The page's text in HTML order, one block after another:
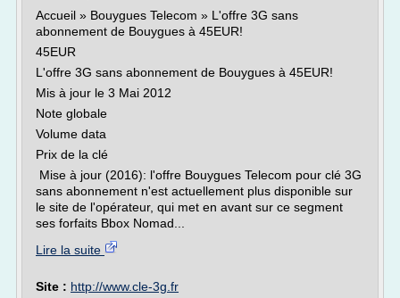
Accueil » Bouygues Telecom » L'offre 3G sans
abonnement de Bouygues à 45EUR!
45EUR
L'offre 3G sans abonnement de Bouygues à 45EUR!
Mis à jour le 3 Mai 2012
Note globale
Volume data
Prix de la clé
Mise à jour (2016): l'offre Bouygues Telecom pour clé 3G
sans abonnement n'est actuellement plus disponible sur
le site de l'opérateur, qui met en avant sur ce segment
ses forfaits Bbox Nomad...
Lire la suite
Site : http://www.cle-3g.fr